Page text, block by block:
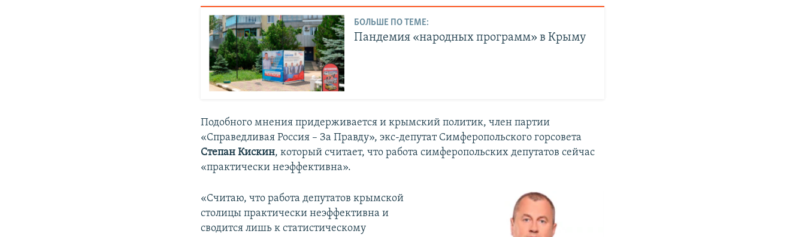
БОЛЬШЕ ПО ТЕМЕ:
Пандемия «народных программ» в Крыму
Подобного мнения придерживается и крымский политик, член партии
«Справедливая Россия – За Правду», экс-депутат Симферопольского горсовета
Степан Кискин, который считает, что работа симферопольских депутатов сейчас
«практически неэффективна».
«Считаю, что работа депутатов крымской
столицы практически неэффективна и
сводится лишь к статистическому